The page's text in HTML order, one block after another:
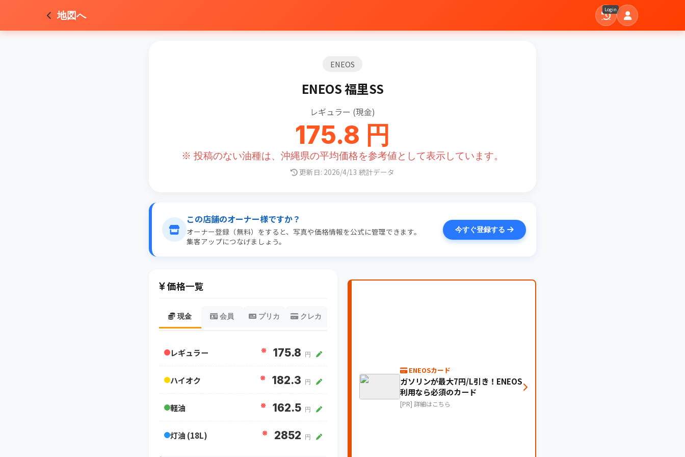
地図へ Login
ENEOS
ENEOS 福里SS
レギュラー (現金)
175.8 円
※ 投稿のない油種は、沖縄県の平均価格を参考値として表示しています。
更新日: 2026/4/13 統計データ
この店舗のオーナー様ですか？
オーナー登録（無料）をすると、写真や価格情報を公式に管理できます。
集客アップにつなげましょう。
今すぐ登録する
価格一覧
現金 会員 プリカ クレカ
レギュラー ※ 175.8 円
ハイオク ※ 182.3 円
軽油 ※ 162.5 円
灯油 (18L) ※ 2852 円
ENEOSカード
ガソリンが最大7円/L引き！ENEOS
利用なら必須のカード
[PR] 詳細はこちら